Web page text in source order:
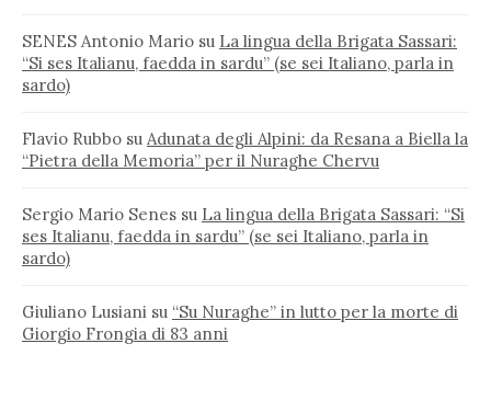
SENES Antonio Mario su La lingua della Brigata Sassari:
“Si ses Italianu, faedda in sardu” (se sei Italiano, parla in
sardo)
Flavio Rubbo su Adunata degli Alpini: da Resana a Biella la
“Pietra della Memoria” per il Nuraghe Chervu
Sergio Mario Senes su La lingua della Brigata Sassari: “Si
ses Italianu, faedda in sardu” (se sei Italiano, parla in
sardo)
Giuliano Lusiani su “Su Nuraghe” in lutto per la morte di
Giorgio Frongia di 83 anni